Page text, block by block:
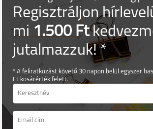
Regisztráljon
mi1.500 Ft
jutalmazzuk! *
* A feliratkozást követő 30 napon belül egyszer
Ft kosárérték felett.